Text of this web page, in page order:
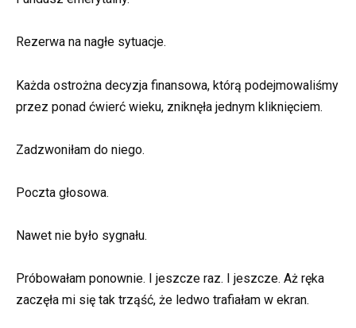
Rezerwa na nagłe sytuacje.
Każda ostrożna decyzja finansowa, którą podejmowaliśmy
przez ponad ćwierć wieku, zniknęła jednym kliknięciem.
Zadzwoniłam do niego.
Poczta głosowa.
Nawet nie było sygnału.
Próbowałam ponownie. I jeszcze raz. I jeszcze. Aż ręka
zaczęła mi się tak trząść, że ledwo trafiałam w ekran.